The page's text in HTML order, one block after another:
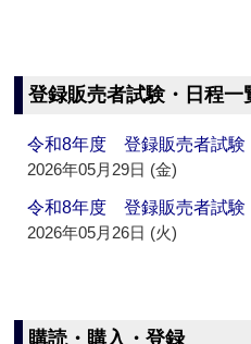
登録販売者試験・日程一
令和8年度 登録販売者試
2026年05月29日 (金)
令和8年度 登録販売者試
2026年05月26日 (火)
購読・購入・登録